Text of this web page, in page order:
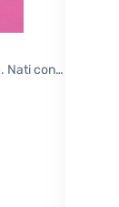
Nati con…